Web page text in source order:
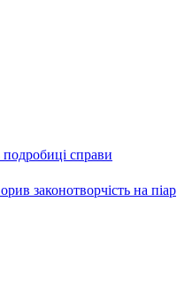
справи
законотворчість на піар